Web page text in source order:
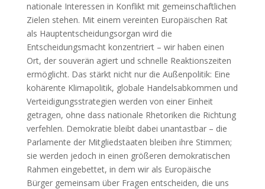
nationale Interessen in Konflikt mit gemeinschaftlichen
Zielen stehen. Mit einem vereinten Europäischen Rat
als Hauptentscheidungsorgan wird die
Entscheidungsmacht konzentriert – wir haben einen
Ort, der souverän agiert und schnelle Reaktionszeiten
ermöglicht. Das stärkt nicht nur die Außenpolitik: Eine
kohärente Klimapolitik, globale Handelsabkommen und
Verteidigungsstrategien werden von einer Einheit
getragen, ohne dass nationale Rhetoriken die Richtung
verfehlen. Demokratie bleibt dabei unantastbar – die
Parlamente der Mitgliedstaaten bleiben ihre Stimmen;
sie werden jedoch in einen größeren demokratischen
Rahmen eingebettet, in dem wir als Europäische
Bürger gemeinsam über Fragen entscheiden, die uns